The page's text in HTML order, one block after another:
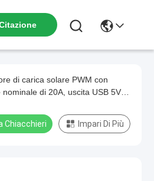
di carica solare PWM con
nominale di 20A, uscita USB 5V
Chiacchieri Impari Di Più